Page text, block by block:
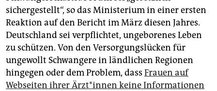
sichergestellt“, so das Ministerium in einer ersten
Reaktion auf den Bericht im März diesen Jahres.
Deutschland sei verpflichtet, ungeborenes Leben
zu schützen. Von den Versorgungslücken für
ungewollt Schwangere in ländlichen Regionen
hingegen oder dem Problem, dass Frauen auf
Webseiten ihrer Ärzt*innen keine Informationen